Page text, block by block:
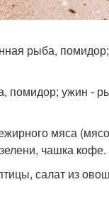
рыба,
помидор; ужин -
мяса
чашка кофе.
салат из